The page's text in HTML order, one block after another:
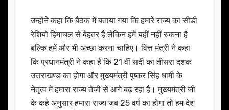
उन्होंने कहा कि बैठक में बताया गया कि हमारे राज्य का सीडी
रेशियो हिमाचल से बेहतर है लेकिन हमें यहीं नहीं रुकना है
बल्कि हमें और भी अच्छा करना चाहिए। वित्त मंत्री ने कहा
कि प्रधानमंत्री ने कहा है कि 21 वीं सदी का तीसरा दशक
उत्तराखण्ड का होगा और मुख्यमंत्री पुष्कर सिंह धामी के
नेतृत्व में हमारा राज्य तेजी से आगे बढ़ रहा है। मुख्यमंत्री जी
के कहे अनुसार हमारा राज्य जब 25 वर्ष का होगा तो हम देश